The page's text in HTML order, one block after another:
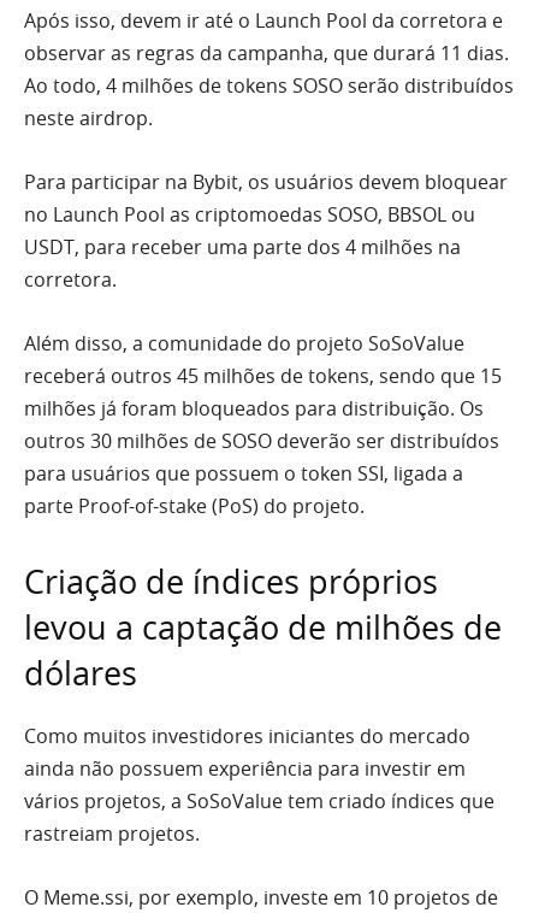
Após isso, devem ir até o Launch Pool da corretora e
observar as regras da campanha, que durará 11 dias.
Ao todo, 4 milhões de tokens SOSO serão distribuídos
neste airdrop.
Para participar na Bybit, os usuários devem bloquear
no Launch Pool as criptomoedas SOSO, BBSOL ou
USDT, para receber uma parte dos 4 milhões na
corretora.
Além disso, a comunidade do projeto SoSoValue
receberá outros 45 milhões de tokens, sendo que 15
milhões já foram bloqueados para distribuição. Os
outros 30 milhões de SOSO deverão ser distribuídos
para usuários que possuem o token SSI, ligada a
parte Proof-of-stake (PoS) do projeto.
Criação de índices próprios
levou a captação de milhões de
dólares
Como muitos investidores iniciantes do mercado
ainda não possuem experiência para investir em
vários projetos, a SoSoValue tem criado índices que
rastreiam projetos.
O Meme.ssi, por exemplo, investe em 10 projetos de